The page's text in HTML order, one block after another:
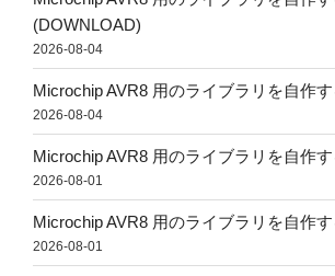
(DOWNLOAD)
2026-08-04
Microchip AVR8 用のライブラリを自作
2026-08-04
Microchip AVR8 用のライブラリを自作
2026-08-01
Microchip AVR8 用のライブラリを自作
2026-08-01